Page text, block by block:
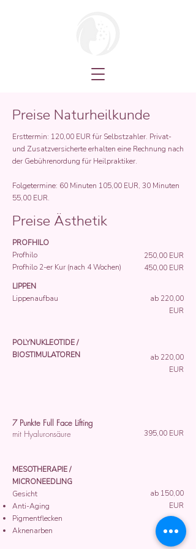
Preise Naturheilkunde
Ersttermin: 120,00 EUR für Selbstzahler. Privat-
und Zusatzversicherte erhalten eine Rechnung nach
der Gebührenordung für Heilpraktiker.
Folgetermine: 60 Minuten 105,00 EUR, 30 Minuten
55,00 EUR.
Preise Ästhetik
PROFHILO
Profhilo
Profhilo 2-er Kur (nach 4 Wochen)
LIPPEN
Lippenaufbau
250,00 EUR
450,00 EUR
ab 220,00
EUR
POLYNUKLEOTIDE /
BIOSTIMULATOREN
ab 220,00
EUR
7 Punkte Full Face Lifting
mit Hyaluronsäure​
395,00 EUR
MESOTHERAPIE /
MICRONEEDLING
Gesicht
Anti-Aging
Pigmentflecken
Aknenarben
ab 150,00
EUR